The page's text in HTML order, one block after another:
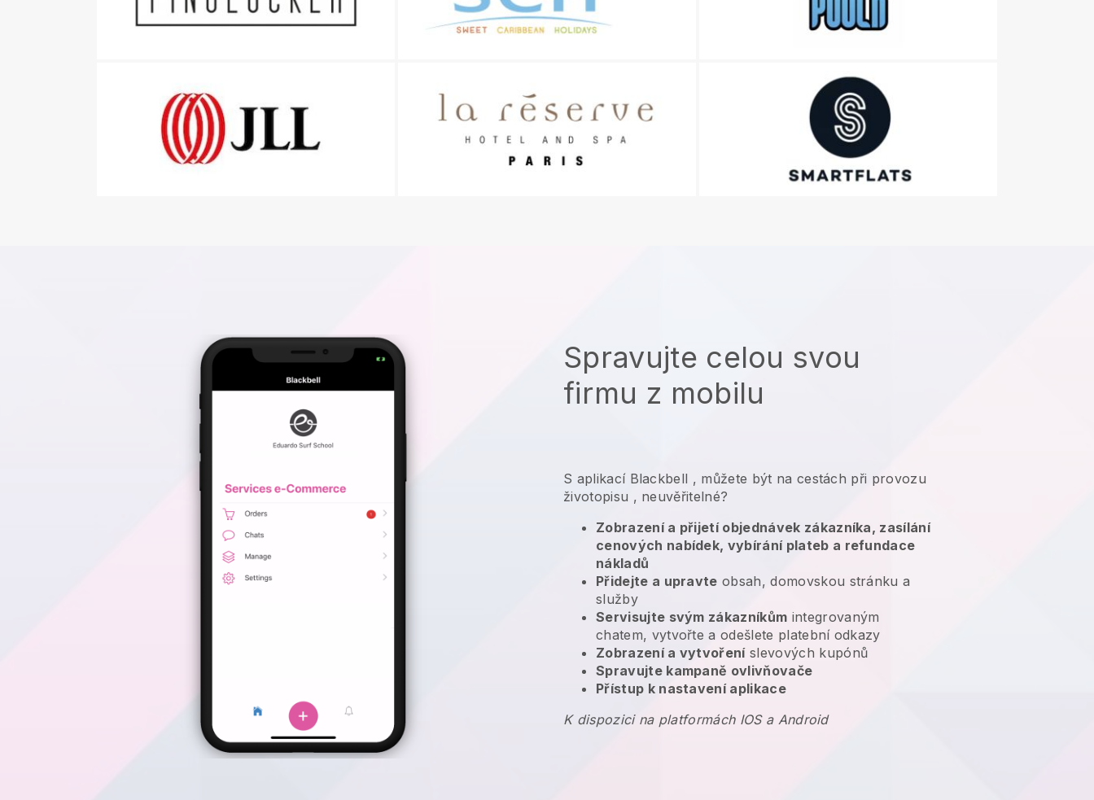
Spravujte celou svou
firmu z mobilu
S aplikací Blackbell , můžete být na cestách při provozu
životopisu , neuvěřitelné?
Zobrazení a přijetí objednávek zákazníka, zasílání
cenových nabídek, vybírání plateb a refundace
nákladů
Přidejte a upravte obsah, domovskou stránku a
služby
Servisujte svým zákazníkům integrovaným
chatem, vytvořte a odešlete platební odkazy
Zobrazení a vytvořeníslevových kupónů
Spravujte kampaně ovlivňovače
Přístup k nastavení aplikace
K dispozici na platformách IOS a Android